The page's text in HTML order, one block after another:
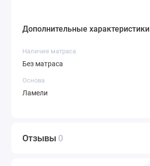
Дополнительные характеристики
Наличие матраса
Без матраса
Основа
Ламели
Отзывы 0